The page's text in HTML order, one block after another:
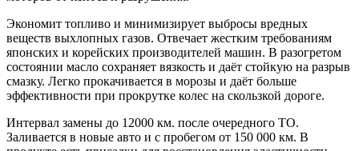
Экономит топливо и минимизирует выбросы вредных
веществ выхлопных газов. Отвечает жестким требованиям
японских и корейских производителей машин. В разогретом
состоянии масло сохраняет вязкость и даёт стойкую на разрыв
смазку. Легко прокачивается в морозы и даёт больше
эффективности при прокрутке колес на скользкой дороге.
Интервал замены до 12000 км. после очередного ТО.
Заливается в новые авто и с пробегом от 150 000 км. В